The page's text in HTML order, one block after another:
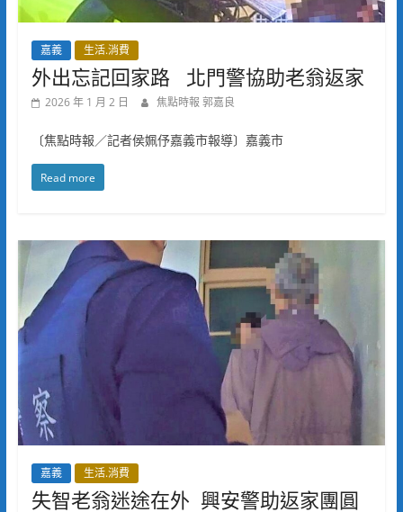
嘉義 生活.消費
外出忘記回家路 北門警協助老翁返家
2026 年 1 月 2 日 焦點時報 郭嘉良
〔焦點時報／記者侯姵伃嘉義市報導〕嘉義市
Read more
嘉義 生活.消費
失智老翁迷途在外 興安警助返家團圓